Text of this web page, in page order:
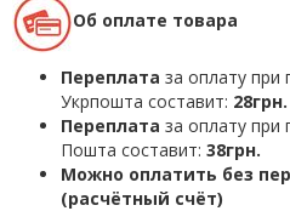
Об оплате товара
Переплата за оплату при
Укрпошта составит: 28грн.
Переплата за оплату при
Пошта составит: 38грн.
Можно оплатить без
(расчётный счёт)